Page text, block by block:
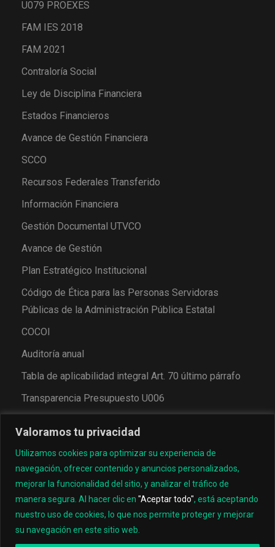
Valoramos tu privacidad
Utilizamos cookies para optimizar su experiencia de
navegación, ofrecer contenido y anuncios personalizados,
mejorar la funcionalidad del sitio, y analizar el tráfico de
manera segura. Al hacer clic en "Aceptar todo", está aceptando
nuestro uso de cookies, lo que nos permite proteger y mejorar
su navegación en este sitio web.
U079 PROEXES
FAM IES 2018
FAM 2021
Contraloría Social
Ley de Disciplina Financiera
Estados Financieros
Avance de Gestión Financiera
SCCO
Recursos Federales Transferido
Información Financiera
Gestión Documental UTVCO
Avance de Gestión
Plan Estratégico Institucional
Código de Ética para las Personas Servidoras
Públicas de la Administración Pública Estatal
COCOI
Auditoría anual
Tabla de aplicabilidad integral Art. 70 último párrafo
Transparencia Presupuesto U006
© 2022, Universidad Tecnológica de los Valles Centrales
de Oaxaca